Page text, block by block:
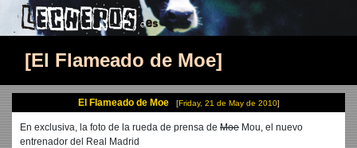
El Flameado de Moe
El Flameado de Moe Friday, 21 de May de 2010
En exclusiva, la foto de la rueda de prensa de Moe Mou, el nuevo
entrenador del Real Madrid